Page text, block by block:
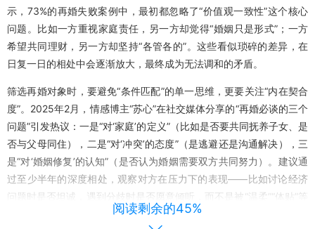
示，73%的再婚失败案例中，最初都忽略了“价值观一致性”这个核心
问题。比如一方重视家庭责任，另一方却觉得“婚姻只是形式”；一方
希望共同理财，另一方却坚持“各管各的”。这些看似琐碎的差异，在
日复一日的相处中会逐渐放大，最终成为无法调和的矛盾。
筛选再婚对象时，要避免“条件匹配”的单一思维，更要关注“内在契合
度”。2025年2月，情感博主“苏心”在社交媒体分享的“再婚必谈的三个
问题”引发热议：一是“对‘家庭’的定义”（比如是否要共同抚养子女、是
否与父母同住），二是“对‘冲突’的态度”（是逃避还是沟通解决），三
是“对‘婚姻修复’的认知”（是否认为婚姻需要双方共同努力）。建议通
过至少半年的深度相处，观察对方在压力下的表现——比如讨论经济
问题时是否坦诚，遇到分歧时是否愿意倾听，而不是被“温柔”“体贴”等
表面特质迷惑。记住，再婚不是“退而求”，而是寻找真正能与你并肩
阅读剩余的45%